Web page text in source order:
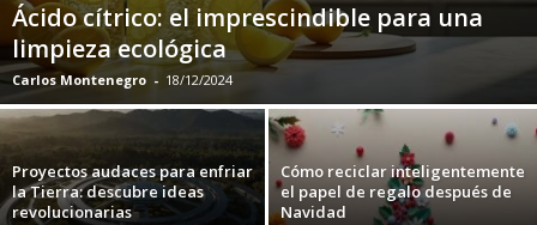
Ácido cítrico: el imprescindible para una
limpieza ecológica
Carlos Montenegro - 18/12/2024
Proyectos audaces para enfriar
la Tierra: descubre ideas
revolucionarias
Cómo reciclar inteligentemente
el papel de regalo después de
Navidad